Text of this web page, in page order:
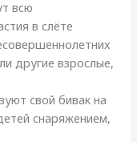
всю
в слёте
другие взрослые,
свой бивак на
снаряжением,